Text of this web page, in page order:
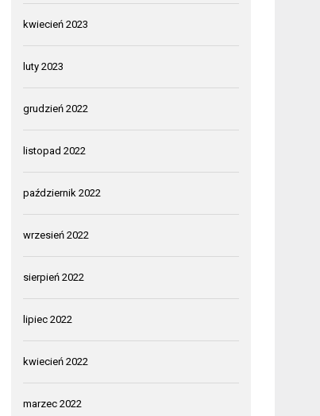
kwiecień 2023
luty 2023
grudzień 2022
listopad 2022
październik 2022
wrzesień 2022
sierpień 2022
lipiec 2022
kwiecień 2022
marzec 2022